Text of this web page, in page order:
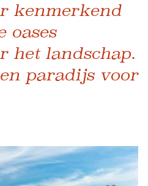
kenmerkend
oases
het landschap.
paradijs voor